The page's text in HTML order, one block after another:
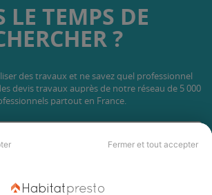
Fermer et tout accepter
LE TEMPS DE
?
des travaux et ne savez quel professionnel
devis travaux auprès de notre réseau de 5 000
partout en France.